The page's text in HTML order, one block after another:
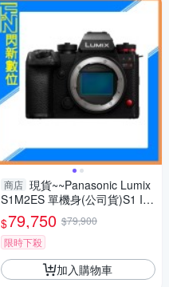
商店 現貨~~Panasonic Lumix
S1M2ES 單機身(公司貨)S1 II
ES
$79,750 $79,900
限時下殺
加入購物車